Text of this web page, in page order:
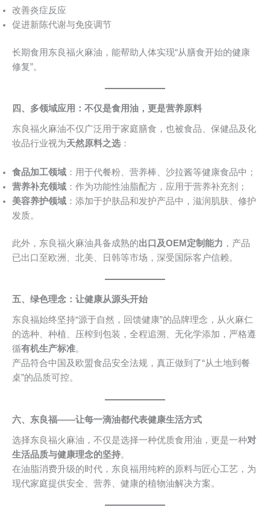
改善炎症反应
促进新陈代谢与免疫调节
长期食用东良福火麻油，能帮助人体实现“从膳食开始的健康
修复”。
四、多领域应用：不仅是食用油，更是营养原料
东良福火麻油不仅广泛用于家庭膳食，也被食品、保健品及化
妆品行业视为天然原料之选 ：
食品加工领域 ：用于代餐粉、营养棒、沙拉酱等健康食品中；
营养补充领域 ：作为功能性油脂配方，应用于营养补充剂；
美容养护领域 ：添加于护肤品和发护产品中，滋润肌肤、修护
发质。
此外，东良福火麻油具备成熟的出口及OEM定制能力 ，产品
已出口至欧洲、北美、日韩等市场，深受国际客户信赖。
五、绿色理念：让健康从源头开始
东良福始终坚持“源于自然，回馈健康”的品牌理念，从火麻仁
的选种、种植、压榨到包装，全程追溯、无化学添加，严格遵
循有机生产标准。
产品符合中国及欧盟食品安全法规，真正做到了“从土地到餐
桌”的品质可控。
六、东良福——让每一滴油都代表健康生活方式
选择东良福火麻油，不仅是选择一种优质食用油，更是一种对
生活品质与健康理念的坚持。
在油脂消费升级的时代，东良福用纯粹的原料与匠心工艺，为
现代家庭提供安全、营养、健康的植物油解决方案。